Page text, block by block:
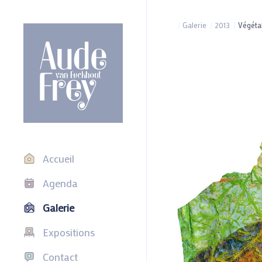
Accueil
Agenda
Galerie
Expositions
Contact
Galerie 2013